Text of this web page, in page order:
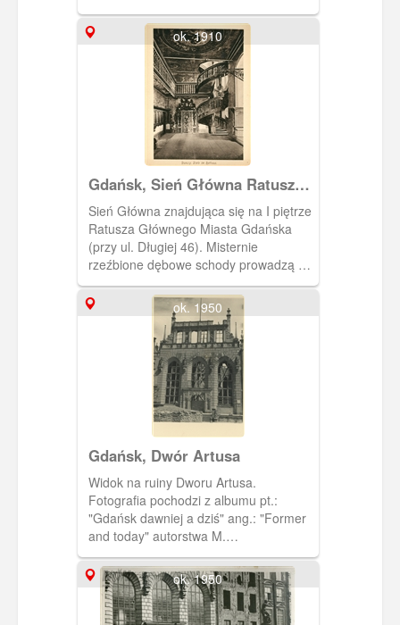
niej wystrój gdańskiej kamienicy
patrycjuszowskiej z XVII w. Eksponaty
(ok. 200) pochodziły przede wszystkim
od gdańskiego kolekcjonera Lessera
Giełdzińskiego. Plafon, który
umieszczono na suficie pochodził z
kamienicy przy ul. Długiej (dawna
własność kupca, Jacoba Kabruna).
Większość eksponatów w czasie II
wojny światowej uległa rozproszeniu.
ok. 1910
Gdańsk, Sień Główna Ratusza
Głównego Miasta Gdańska
(Rathaus, Diele)
Sień Główna znajdująca się na I piętrze
Ratusza Głównego Miasta Gdańska
(przy ul. Długiej 46). Misternie
rzeźbione dębowe schody prowadzą na
II piętro. Malowidło umieszczone
niegdyś na suficie nie przetrwało II
wojny światowej (ob. znajduje się tam
obraz wykonany przez Józefę Wnukową
przedstawiający wjazd Jana III
Sobieskiego do Gdańska w 1677 r.
Fotografia pochodzi z albumu "Danzig
und Umgebung in Bildern".
ok. 1950
Gdańsk, Dwór Artusa
Widok na ruiny Dworu Artusa.
Fotografia pochodzi z albumu pt.:
"Gdańsk dawniej a dziś" ang.: "Former
and today" autorstwa M.
Dobrzykowskiego. W kartonowej
kopercie w kolorze szałwiowej zieleni
jest 14 zdjęć przedwojennego i
powojennego, zruinowanego Gdańska.
ok. 1950